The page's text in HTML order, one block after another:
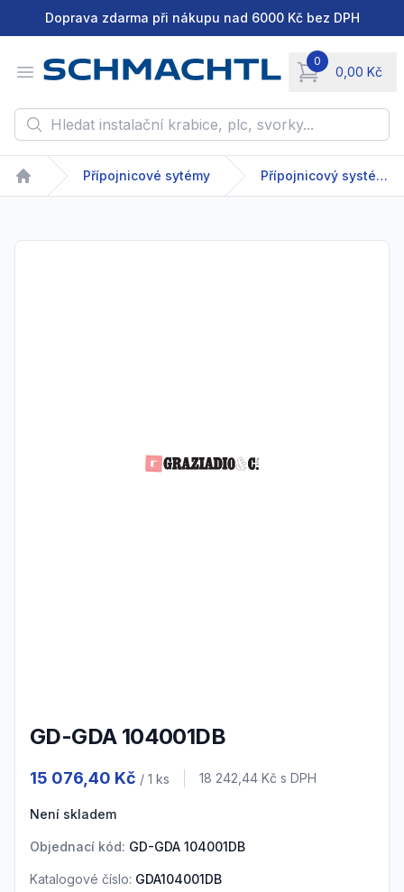
Doprava zdarma při nákupu nad 6000 Kč bez DPH
Open menu
0
0,00 Kč
items in cart,
Hledat instalační krabice, plc, svorky...
Home
Přípojnicové sytémy Přípojnicový systém - GDA/GDR - 63-2500 A
GD-GDA 104001DB
15 076,40 Kč / 1 ks Cena s DPH
18 242,44 Kč s DPH
Není skladem
Objednací kód: GD-GDA 104001DB
Katalogové číslo: GDA104001DB